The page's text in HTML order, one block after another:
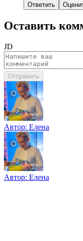
Ответить
Оставить
JD
Отправить
Автор: Елена
Автор: Елена